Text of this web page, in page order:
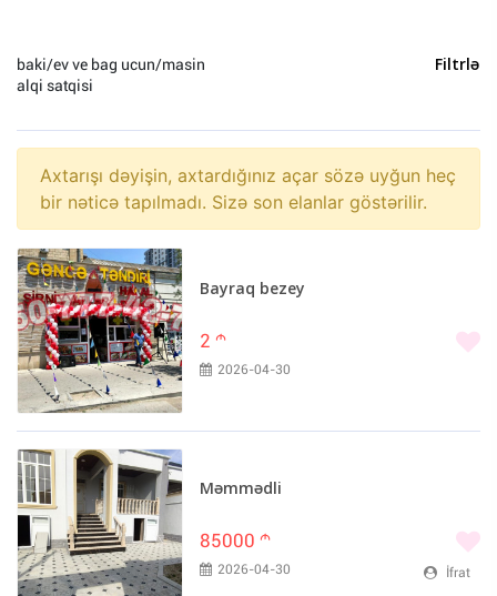
baki/ev ve bag ucun/masin
alqi satqisi
Filtrlə
Axtarışı dəyişin, axtardığınız açar sözə uyğun heç
bir nəticə tapılmadı. Sizə son elanlar göstərilir.
Bayraq bezey
2 m
2026-04-30
Məmmədli
85000 m
2026-04-30 İfrat